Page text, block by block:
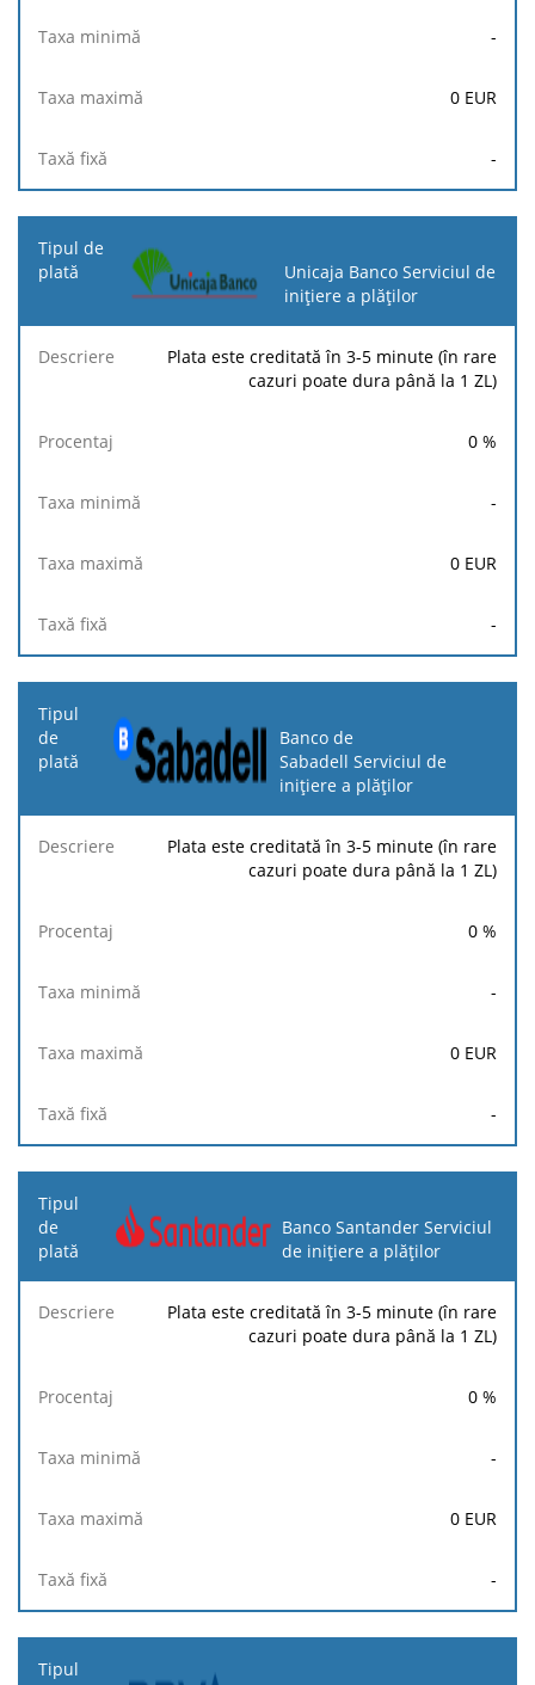
-
0 EUR
-
Unicaja Banco Serviciul de
inițiere a plăților
Plata este creditată în 3-5 minute (în rare
cazuri poate dura până la 1 ZL)
0 %
-
0 EUR
-
Banco de
Sabadell Serviciul de
inițiere a plăților
Plata este creditată în 3-5 minute (în rare
cazuri poate dura până la 1 ZL)
0 %
-
0 EUR
-
Banco Santander Serviciul
de inițiere a plăților
Plata este creditată în 3-5 minute (în rare
cazuri poate dura până la 1 ZL)
0 %
-
0 EUR
-